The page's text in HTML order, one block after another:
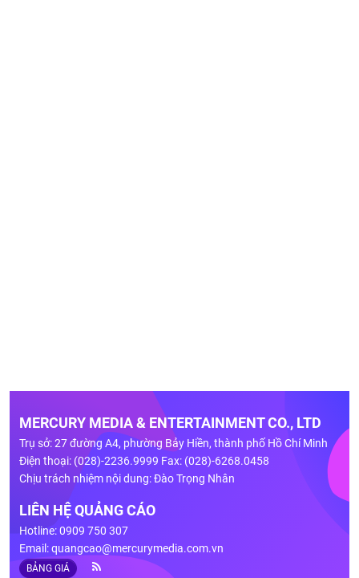
MERCURY MEDIA & ENTERTAINMENT CO., LTD
Trụ sở: 27 đường A4, phường Bảy Hiền, thành phố Hồ Chí Minh
Điện thoại: (028)-2236.9999 Fax: (028)-6268.0458
Chịu trách nhiệm nội dung: Đào Trọng Nhân
LIÊN HỆ QUẢNG CÁO
Hotline: 0909 750 307
Email:quangcao@mercurymedia.com.vn
BẢNG GIÁ